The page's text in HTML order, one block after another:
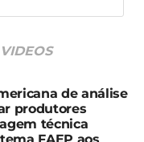
VIDEOS
de análise
produtores
técnica